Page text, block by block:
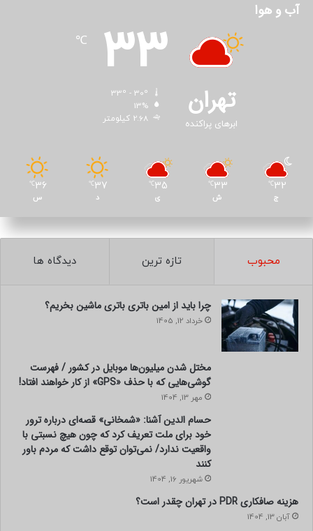
آب و هوا
تهران
ابرهای پراکنده
33
℃
13%
2.68 کیلومتر
32
℃
ج
33
℃
ش
35
℃
ی
37
℃
د
36
℃
س
محبوب تازه ترین دیدگاه ها
چرا باید از امین باتری باتری ماشین بخریم؟
خرداد 12, 1405
مختل شدن میلیون‌ها موبایل در کشور / فهرست
گوشی‌هایی که با حذف «GPS» از کار خواهند افتاد!
مهر 13, 1404
حسام الدین آشنا: «شمخانی» قصه‌ای درباره ترور
خود برای ملت تعریف کرد که چون هیچ نسبتی با
واقعیت ندارد/ نمی‌توان توقع داشت که مردم باور
کنند
شهریور 16, 1404
هزینه صافکاری PDR در تهران چقدر است؟
آبان 13, 1404